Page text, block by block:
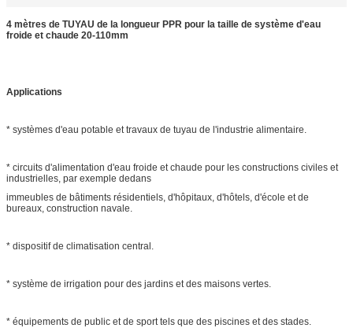
4 mètres de TUYAU de la longueur PPR pour la taille de système d'eau
froide et chaude 20-110mm
Applications
* systèmes d'eau potable et travaux de tuyau de l'industrie alimentaire.
* circuits d'alimentation d'eau froide et chaude pour les constructions civiles et
industrielles, par exemple dedans
immeubles de bâtiments résidentiels, d'hôpitaux, d'hôtels, d'école et de
bureaux, construction navale.
* dispositif de climatisation central.
* système de irrigation pour des jardins et des maisons vertes.
* équipements de public et de sport tels que des piscines et des stades.